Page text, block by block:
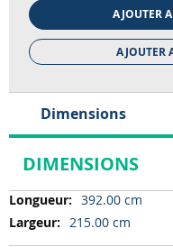
AJOUTER
AJOUTER
Dimensions
DIMENSIONS
Dimensions 392.00 cm
215.00 cm